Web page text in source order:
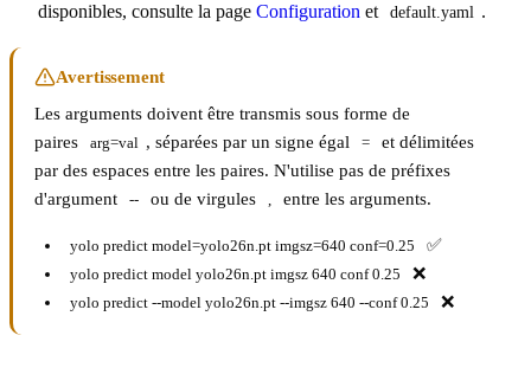
disponibles, consulte la page Configuration et default.yaml .
Avertissement
Les arguments doivent être transmis sous forme de
paires
arg=val , séparées par un signe égal =
et délimitées
par des espaces entre les paires. N'utilise pas de préfixes
d'argument
-- ou de virgules , entre les arguments.
yolo predict model=yolo26n.pt imgsz=640 conf=0.25 ✅
yolo predict model yolo26n.pt imgsz 640 conf 0.25 ❌
yolo predict --model yolo26n.pt --imgsz 640 --conf 0.25 ❌